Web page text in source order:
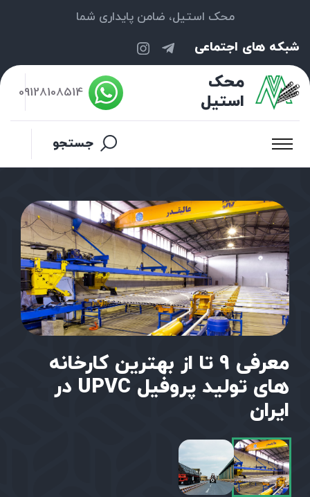
محک استیل، ضامن پایداری شما
شبکه های اجتماعی
محک
استیل
09128108514
جستجو
معرفی 9 تا از بهترین کارخانه
های تولید پروفیل UPVC در
ایران